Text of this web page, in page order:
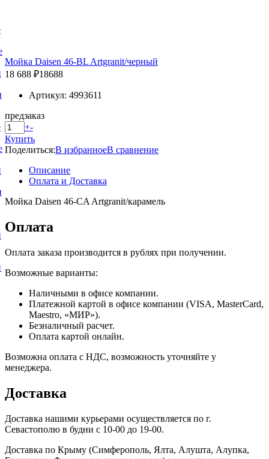
Мойка Daisen 46-BL Artgranit/черный
18 688 ₽18688
Артикул: 4993611
предзаказ
+-
Купить
Поделиться:В избранноеВ сравнение
Описание
Оплата и Доставка
Мойка Daisen 46-CA Artgranit/карамель
Оплата
Оплата заказа производится в рублях при получении.
Возможные варианты:
Наличными в офисе компании.
Платежной картой в офисе компании (VISA, MasterCard,
Maestro, «МИР»).
Безналичный расчет.
Оплата картой онлайн.
Возможна оплата с НДС, возможность уточняйте у
менеджера.
Доставка
Доставка нашими курьерами осуществляется по г.
Севастополю в будни с 10-00 до 19-00.
Доставка по Крыму (Симферополь, Ялта, Алушта, Алупка,